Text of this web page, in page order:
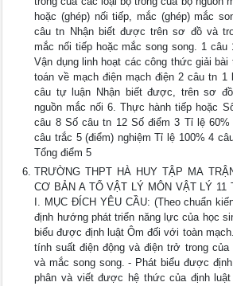
hoặc (ghép) nối tiếp, mắc (ghép) mắc
câu tn Nhận biết được trên sơ đồ và
mắc nối tiếp hoặc mắc song song. 1 câu
Vận dụng linh hoạt các công thức giải bài
toán về mạch điện mạch điện 2 câu tn
câu tự luận Nhận biết được, trên sơ
nguồn mắc nối 6. Thực hành tiếp hoặc
câu 8 Số câu tn 12 Số điểm 3 Tỉ lệ
câu trắc 5 (điểm) nghiệm Tỉ lệ 100% 4
Tổng điểm 5
TRƯỜNG THPT HÀ HUY TẬP MA
CƠ BẢN A TỔ VẬT LÝ MÔN VẬT LÝ 11
I. MỤC ĐÍCH YÊU CẦU: (Theo chuẩn
định hướng phát triển năng lực của học
biểu được định luật Ôm đối với toàn
tính suất điện động và điện trở trong của
và mắc song song. - Phát biểu được
phân và viết được hệ thức của định